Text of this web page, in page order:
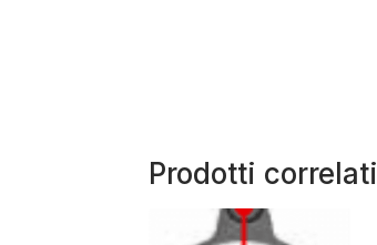
Prodotti correlati